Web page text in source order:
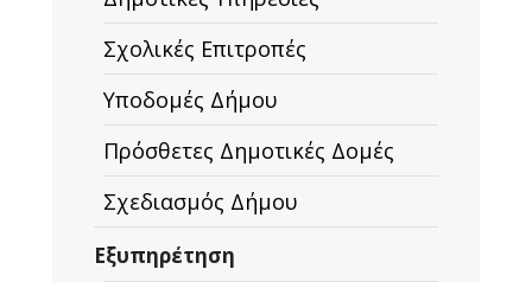
Σχολικές Επιτροπές
Υποδομές Δήμου
Πρόσθετες Δημοτικές Δομές
Σχεδιασμός Δήμου
Εξυπηρέτηση